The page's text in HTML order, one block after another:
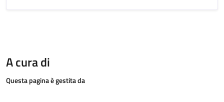
A cura di
Questa pagina è gestita da